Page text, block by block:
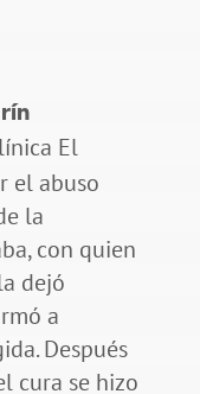
El
el abuso
la
con quien
dejó
a
Después
cura se hizo